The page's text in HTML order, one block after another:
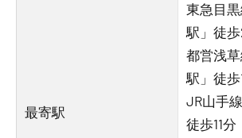
最寄駅
東急目
駅」徒
都営浅
駅」徒歩
JR山手
徒歩11分